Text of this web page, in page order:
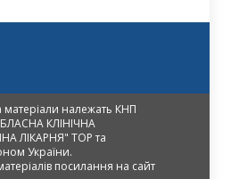
матеріали належать КНП
КЛІНІЧНА
ЛІКАРНЯ" ТОР та
України.
посилання на сайт